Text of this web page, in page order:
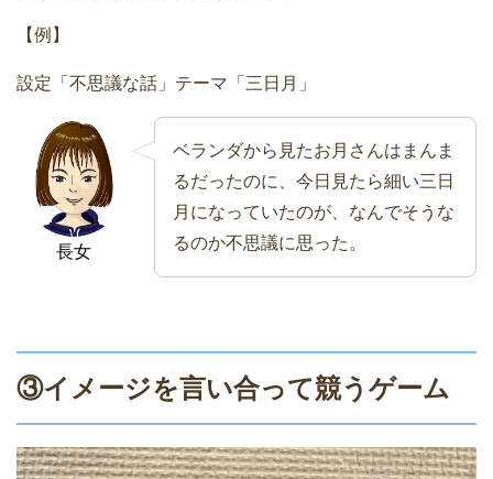
【例】
設定「不思議な話」テーマ「三日月」
長女
ベランダから見たお月さんはまんま
るだったのに、今日見たら細い三日
月になっていたのが、なんでそうな
るのか不思議に思った。
③イメージを言い合って競うゲーム